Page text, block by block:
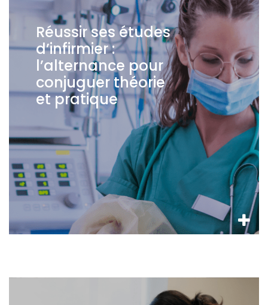
Réussir ses études
d’infirmier :
l’alternance pour
conjuguer théorie
et pratique